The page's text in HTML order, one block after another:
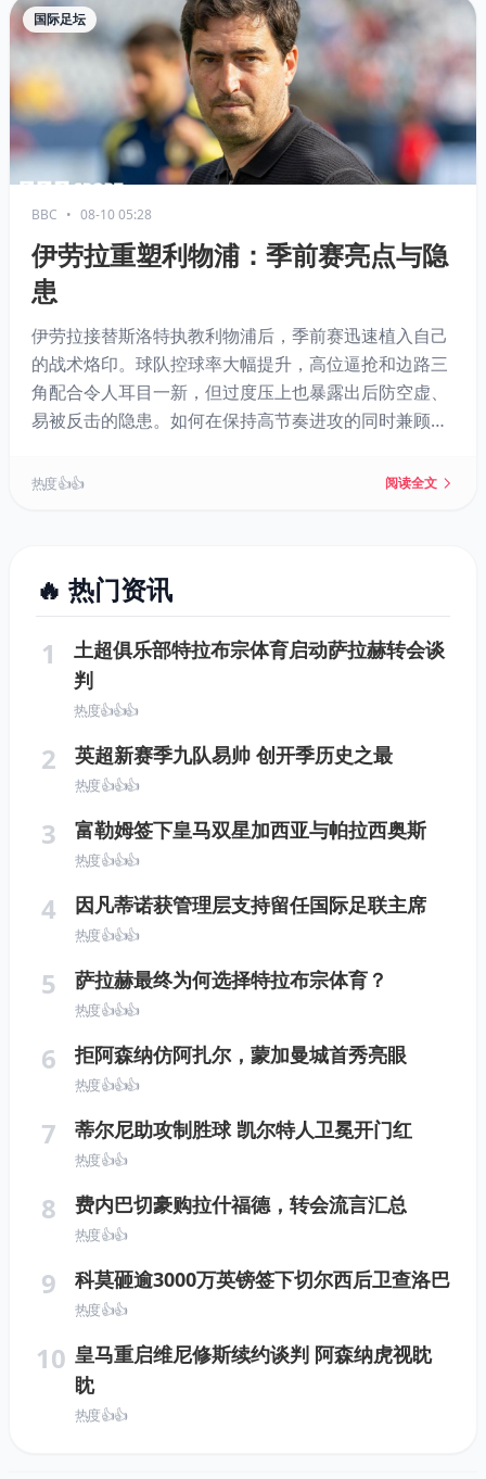
国际足坛
BBC • 08-10 05:28
伊劳拉重塑利物浦：季前赛亮点与隐
患
伊劳拉接替斯洛特执教利物浦后，季前赛迅速植入自己
的战术烙印。球队控球率大幅提升，高位逼抢和边路三
角配合令人耳目一新，但过度压上也暴露出后防空虚、
易被反击的隐患。如何在保持高节奏进攻的同时兼顾防
热度 👍👍 阅读全文
🔥 热门资讯
1
土超俱乐部特拉布宗体育启动萨拉赫转会谈
判
热度 👍👍👍
2 英超新赛季九队易帅 创开季历史之最
热度 👍👍👍
3 富勒姆签下皇马双星加西亚与帕拉西奥斯
热度 👍👍👍
4 因凡蒂诺获管理层支持留任国际足联主席
热度 👍👍👍
5 萨拉赫最终为何选择特拉布宗体育？
热度 👍👍👍
6 拒阿森纳仿阿扎尔，蒙加曼城首秀亮眼
热度 👍👍👍
7 蒂尔尼助攻制胜球 凯尔特人卫冕开门红
热度 👍👍
8 费内巴切豪购拉什福德，转会流言汇总
热度 👍👍
9 科莫砸逾3000万英镑签下切尔西后卫查洛巴
热度 👍👍
10 皇马重启维尼修斯续约谈判 阿森纳虎视眈
眈
热度 👍👍